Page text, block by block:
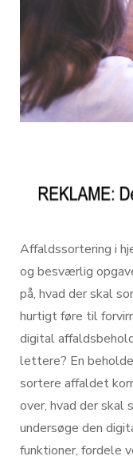
Affaldssortering i
og besværlig
på, hvad der skal
hurtigt føre til
digital
lettere? En
sortere affaldet
over, hvad der skal
undersøge den
funktioner, fordele